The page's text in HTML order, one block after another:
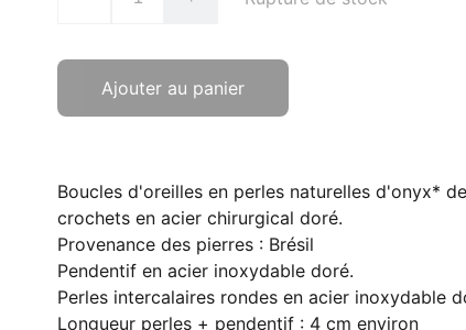
Ajouter au panier
Boucles d'oreilles en perles naturelles d'onyx*
crochets en acier chirurgical doré.
Provenance des pierres : Brésil
Pendentif en acier inoxydable doré.
Perles intercalaires rondes en acier inoxydable
Longueur perles + pendentif : 4 cm environ